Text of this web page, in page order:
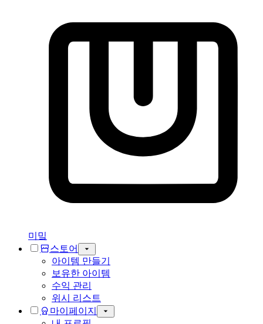
미밐
스토어
아이템 만들기
보유한 아이템
수익 관리
위시 리스트
마이페이지